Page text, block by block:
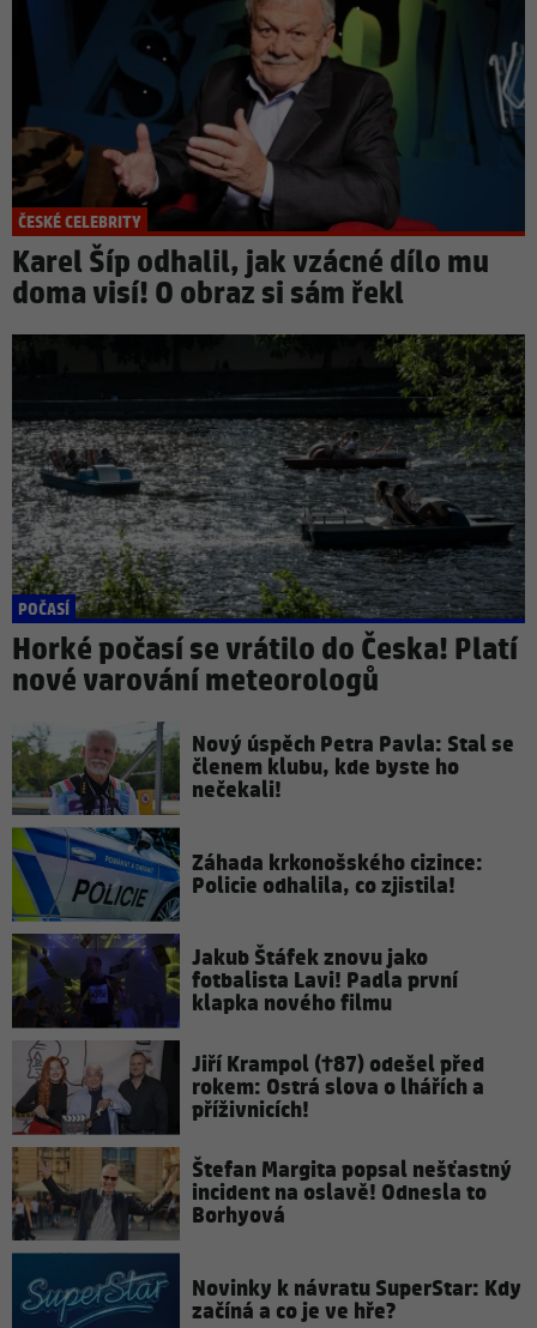
ČESKÉ CELEBRITY
Karel Šíp odhalil, jak vzácné dílo mu
doma visí! O obraz si sám řekl
POČASÍ
Horké počasí se vrátilo do Česka! Platí
nové varování meteorologů
Nový úspěch Petra Pavla: Stal se
členem klubu, kde byste ho
nečekali!
Záhada krkonošského cizince:
Policie odhalila, co zjistila!
Jakub Štáfek znovu jako
fotbalista Lavi! Padla první
klapka nového filmu
Jiří Krampol (†87) odešel před
rokem: Ostrá slova o lhářích a
příživnicích!
Štefan Margita popsal nešťastný
incident na oslavě! Odnesla to
Borhyová
Novinky k návratu SuperStar: Kdy
začíná a co je ve hře?